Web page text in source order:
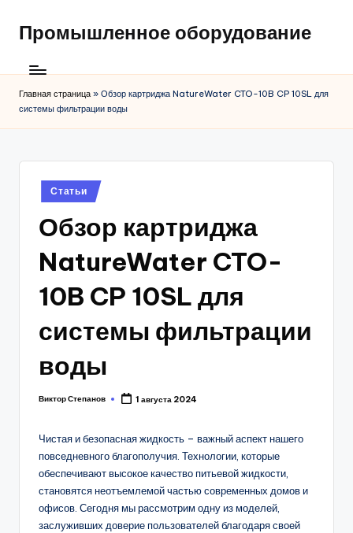
Промышленное оборудование
Главная страница » Обзор картриджа NatureWater CTO-10B CP 10SL для
системы фильтрации воды
Posted
in
Статьи
Обзор картриджа
NatureWater CTO-
10B CP 10SL для
системы фильтрации
воды
Posted
Виктор Степанов 1 августа 2024
Чистая и безопасная жидкость – важный аспект нашего
повседневного благополучия. Технологии, которые
обеспечивают высокое качество питьевой жидкости,
становятся неотъемлемой частью современных домов и
офисов. Сегодня мы рассмотрим одну из моделей,
заслуживших доверие пользователей благодаря своей